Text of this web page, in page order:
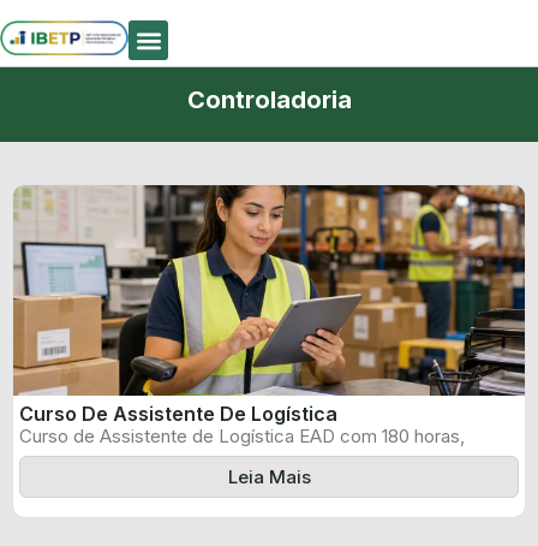
Controladoria
Curso De Assistente De Logística
Curso de Assistente de Logística EAD com 180 horas,
certificado informado pelo produtor ...
Leia Mais